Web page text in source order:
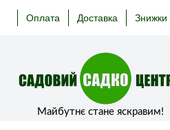
Оплата Доставка Знижки
Майбутнє стане яскравим!